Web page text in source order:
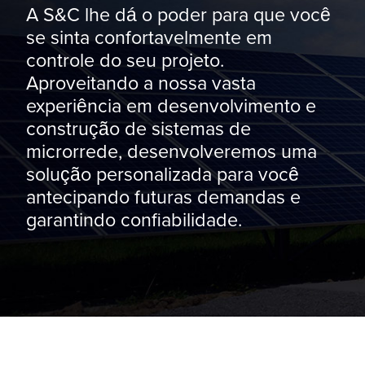
A S&C lhe dá o poder para que você
se sinta confortavelmente em
controle do seu projeto.
Aproveitando a nossa vasta
experiência em desenvolvimento e
construção de sistemas de
microrrede, desenvolveremos uma
solução personalizada para você
antecipando futuras demandas e
garantindo confiabilidade.